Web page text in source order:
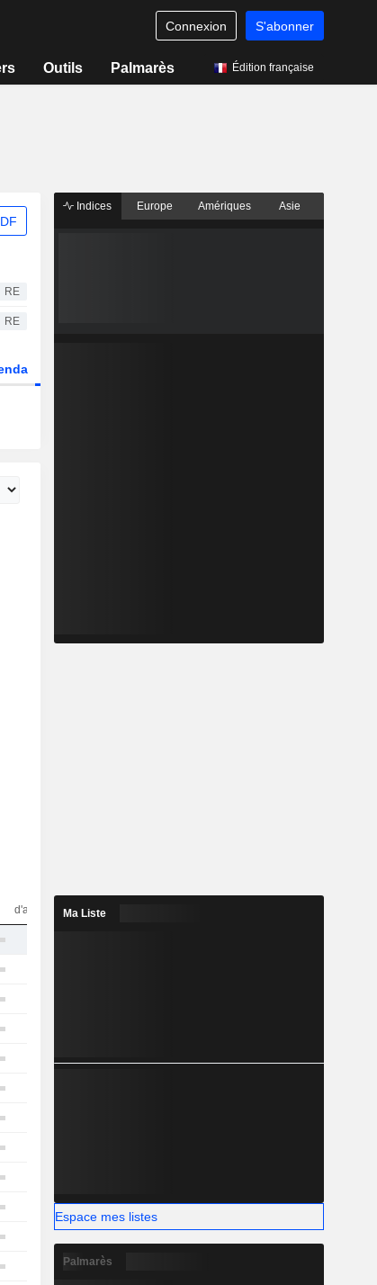
Connexion S'abonner
Outils Palmarès Édition française
RE
RE
d'analystes
Indices Europe Amériques Asie
Ma Liste
Espace mes listes
Palmarès